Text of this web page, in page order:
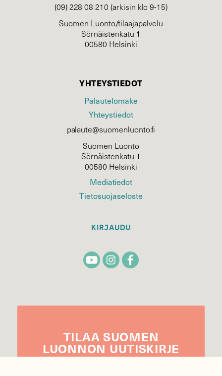
(09) 228 08 210 (arkisin klo 9-15)
Suomen Luonto/tilaajapalvelu
Sörnäistenkatu 1
00580 Helsinki
YHTEYSTIEDOT
Palautelomake
Yhteystiedot
palaute@suomenluonto.fi
Suomen Luonto
Sörnäistenkatu 1
00580 Helsinki
Mediatiedot
Tietosuojaseloste
KIRJAUDU
TILAA SUOMEN
LUONNON UUTIS­KIRJE